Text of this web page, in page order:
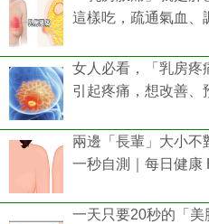
這樣吃，疏通氣血、
女人必看，「乳房疼
引起疼痛，想改善、
兩邊「長輩」大小不
一秒自測｜每日健康
一天只要20秒的「